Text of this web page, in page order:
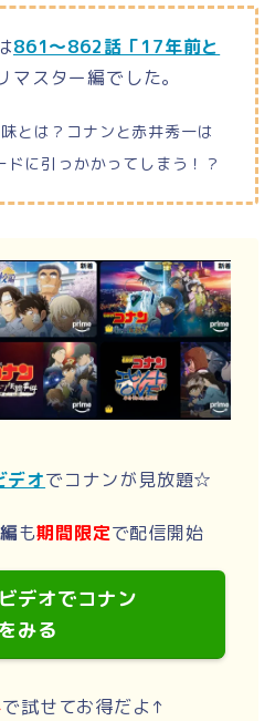
861～862話「17年前と
マスター編でした。
とは？コナンと赤井秀一は
ドに引っかかってしまう！？
デオでコナンが見放題☆
も期間限定で配信開始
デオでコナン
をみる
で試せてお得だよ↑